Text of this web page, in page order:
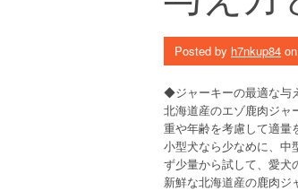
Posted by h7nkup84 on
◆ジャーキーの最適な与
北海道産のエゾ鹿肉ジャ
重や年齢を考慮して適量
小型犬なら少なめに、中
ず少量から試して、愛犬
新鮮な北海道産の鹿肉ジ